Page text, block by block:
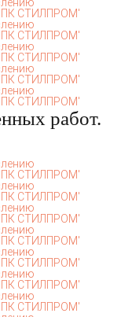
работ.